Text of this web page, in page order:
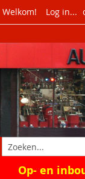
Welkom! Log in...
Zoek
Op- en